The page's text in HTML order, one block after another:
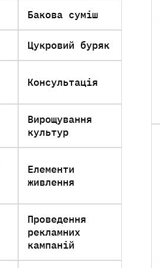
Бакова суміш
Цукровий буряк
Консультація
Вирощування
культур
Елементи
живлення
Проведення
рекламних
кампаній